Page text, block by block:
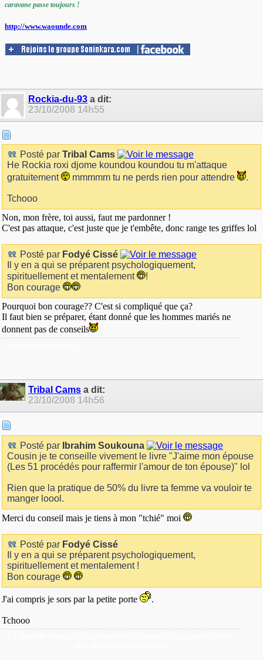
caravane passe toujours !
http://www.waounde.com
Rockia-du-93 a dit:
23/10/2008 14h55
Posté par Tribal Cams
He Rockia roxi djome koundou koundou tu m'attaque
gratuitement
mmmmm tu ne perds rien pour attendre .
Tchooo
Non, mon frère, toi aussi, faut me pardonner !
C'est pas attaque, c'est juste que je t'embête, donc range tes griffes lol
Posté par Fodyé Cissé
Il y en a qui se préparent psychologiquement,
spirituellement et mentalement
!
Bon courage
Pourquoi bon courage?? C'est si compliqué que ça?
Il faut bien se préparer, étant donné que les hommes mariés ne
donnent pas de conseils
Tribal Cams a dit:
23/10/2008 14h56
Posté par
Ibrahim Soukouna
Cousin je te conseille vivement le livre "J'aime mon épouse
(Les 51 procédés pour raffermir l'amour de ton épouse)" lol
Rien que la pratique de 50% du livre ta femme va vouloir te
manger loool.
Merci du conseil mais je tiens à mon "tchié" moi
Posté par Fodyé Cissé
Il y en a qui se préparent psychologiquement,
spirituellement et mentalement !
Bon courage
J'ai compris je sors par la petite porte .
Tchooo